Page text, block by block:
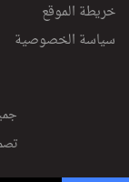
خريطة الموقع
سياسة الخصوصية